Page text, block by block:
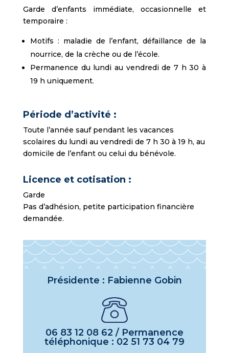
Garde d’enfants immédiate, occasionnelle et
temporaire :
Motifs : maladie de l’enfant, défaillance de la
nourrice, de la crèche ou de l’école.
Permanence du lundi au vendredi de 7 h 30 à
19 h uniquement.
Période d’activité :
Toute l’année sauf pendant les vacances
scolaires du lundi au vendredi de 7 h 30 à 19 h, au
domicile de l’enfant ou celui du bénévole.
Licence et cotisation :
Garde
Pas d’adhésion, petite participation financière
demandée.
Présidente : Fabienne Gobin
06 83 12 08 62 / Permanence
téléphonique : 02 51 73 04 79